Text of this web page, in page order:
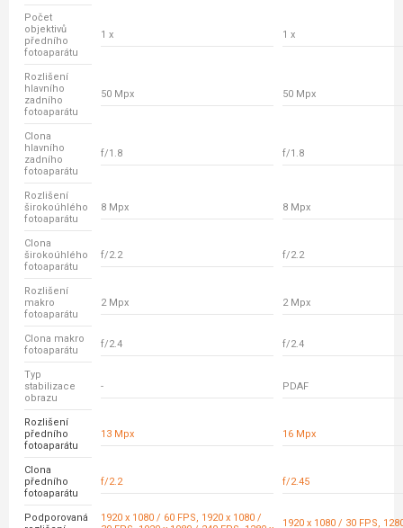
Počet
objektivů
předního
fotoaparátu
1 x 1 x
Rozlišení
hlavního
zadního
fotoaparátu
50 Mpx 50 Mpx
Clona
hlavního
zadního
fotoaparátu
f/1.8 f/1.8
Rozlišení
širokoúhlého
fotoaparátu
8 Mpx 8 Mpx
Clona
širokoúhlého
fotoaparátu
f/2.2 f/2.2
Rozlišení
makro
fotoaparátu
2 Mpx 2 Mpx
Clona makro
fotoaparátu
f/2.4 f/2.4
Typ
stabilizace
obrazu
- PDAF
Rozlišení
předního
fotoaparátu
13 Mpx 16 Mpx
Clona
předního
fotoaparátu
f/2.2 f/2.45
Podporovaná
1920 x 1080 / 60 FPS, 1920 x 1080 /
1920 x 1080 / 30 FPS,